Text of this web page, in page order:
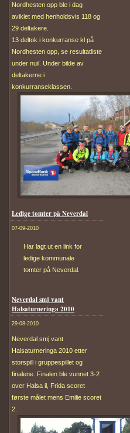
Nordhesten opp ble i dag
aviklet med henholdsvis 118 og
29 deltakere.
13 deltok i konkurranse kl på
Nordhesten opp, se resultatliste
under nuil. Under bilde av
deltakerne i
konkurranseklassen.
Ledige tomter på Neverdal
07-09-2010
Har lagt ut en link for
ledige kommunale
tomter på Neverdal.
Neverdal smj vant
Halsaturneringa 2010
29-08-2010
Neverdal smj vant
Halsaturneringa 2010 etter
storspill i gruppespillet og
finalene. Finalen ble vunnet 3-2
over Halsa il, Frida scoret
første målet mens Emilie scoret
2.